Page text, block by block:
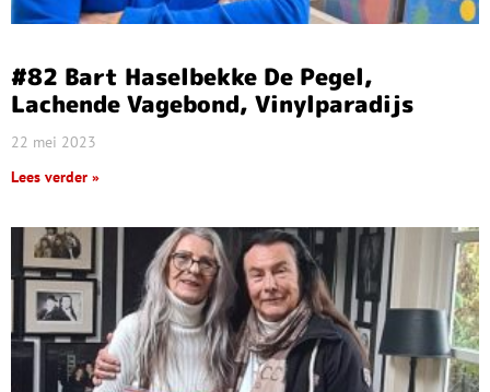
#82 Bart Haselbekke De Pegel,
Lachende Vagebond, Vinylparadijs
22 mei 2023
Lees verder »